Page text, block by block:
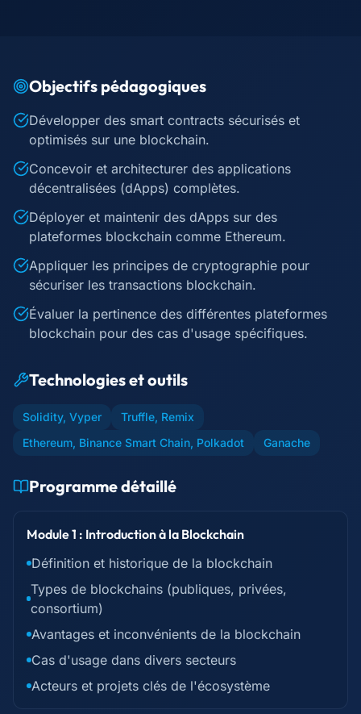
Objectifs pédagogiques
Développer des smart contracts sécurisés et
optimisés sur une blockchain.
Concevoir et architecturer des applications
décentralisées (dApps) complètes.
Déployer et maintenir des dApps sur des
plateformes blockchain comme Ethereum.
Appliquer les principes de cryptographie pour
sécuriser les transactions blockchain.
Évaluer la pertinence des différentes plateformes
blockchain pour des cas d'usage spécifiques.
Technologies et outils
Solidity, Vyper
Truffle, Remix
Ethereum, Binance Smart Chain, Polkadot
Ganache
Programme détaillé
Module 1 : Introduction à la Blockchain
Définition et historique de la blockchain
Types de blockchains (publiques, privées,
consortium)
Avantages et inconvénients de la blockchain
Cas d'usage dans divers secteurs
Acteurs et projets clés de l'écosystème